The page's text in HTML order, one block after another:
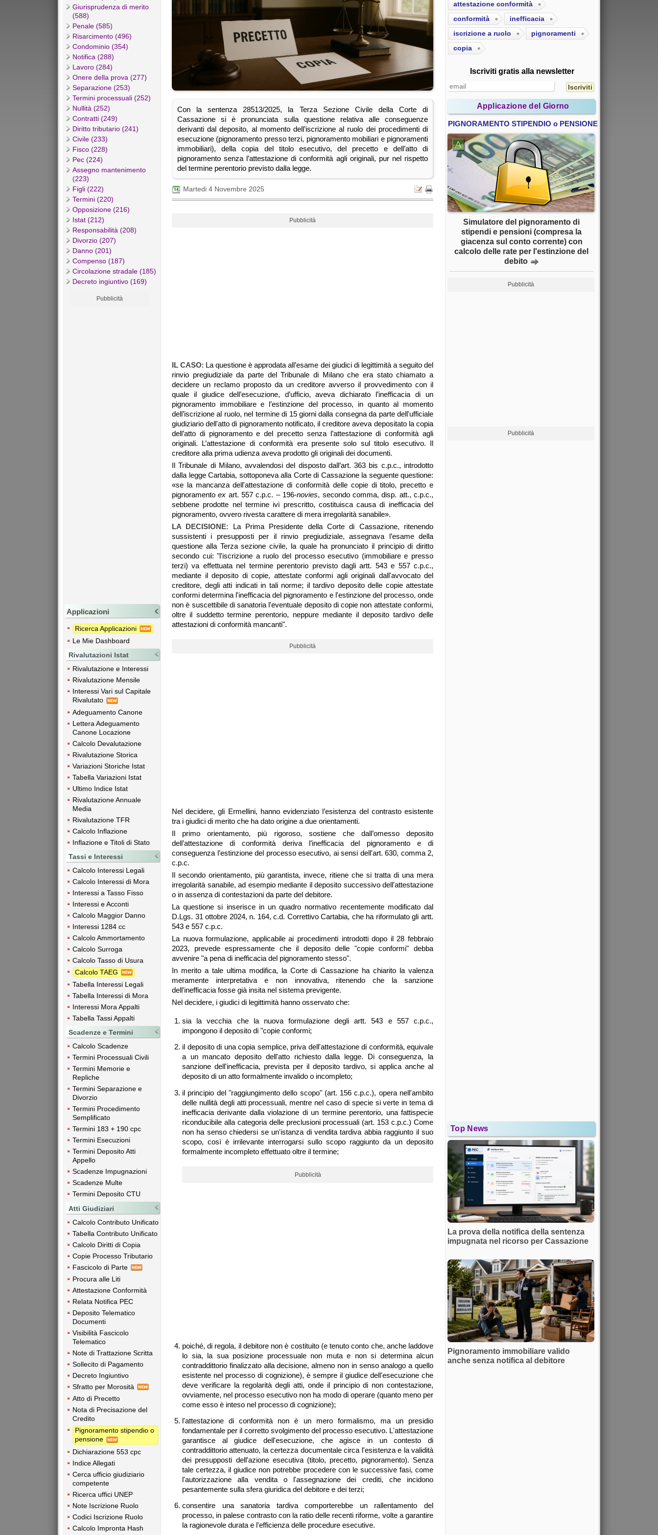
Giurisprudenza di merito
(588)
Penale (585)
Risarcimento (496)
Condominio (354)
Notifica (288)
Lavoro (284)
Onere della prova (277)
Separazione (253)
Termini processuali (252)
Nullità (252)
Contratti (249)
Diritto tributario (241)
Civile (233)
Fisco (228)
Pec (224)
Assegno mantenimento
(223)
Figli (222)
Termini (220)
Opposizione (216)
Istat (212)
Responsabilità (208)
Divorzio (207)
Danno (201)
Compenso (187)
Circolazione stradale (185)
Decreto ingiuntivo (169)
Pubblicità
Applicazioni
Ricerca Applicazioni
Le Mie Dashboard
Rivalutazioni Istat
Rivalutazione e Interessi
Rivalutazione Mensile
Interessi Vari sul Capitale
Rivalutato
Adeguamento Canone
Lettera Adeguamento
Canone Locazione
Calcolo Devalutazione
Rivalutazione Storica
Variazioni Storiche Istat
Tabella Variazioni Istat
Ultimo Indice Istat
Rivalutazione Annuale
Media
Rivalutazione TFR
Calcolo Inflazione
Inflazione e Titoli di Stato
Tassi e Interessi
Calcolo Interessi Legali
Calcolo Interessi di Mora
Interessi a Tasso Fisso
Interessi e Acconti
Calcolo Maggior Danno
Interessi 1284 cc
Calcolo Ammortamento
Calcolo Surroga
Calcolo Tasso di Usura
Calcolo TAEG
Tabella Interessi Legali
Tabella Interessi di Mora
Interessi Mora Appalti
Tabella Tassi Appalti
Scadenze e Termini
Calcolo Scadenze
Termini Processuali Civili
Termini Memorie e
Repliche
Termini Separazione e
Divorzio
Termini Procedimento
Semplificato
Termini 183 + 190 cpc
Termini Esecuzioni
Termini Deposito Atti
Appello
Scadenze Impugnazioni
Scadenze Multe
Termini Deposito CTU
Atti Giudiziari
Calcolo Contributo Unificato
Tabella Contributo Unificato
Calcolo Diritti di Copia
Copie Processo Tributario
Fascicolo di Parte
Procura alle Liti
Attestazione Conformità
Relata Notifica PEC
Deposito Telematico
Documenti
Visibilità Fascicolo
Telematico
Note di Trattazione Scritta
Sollecito di Pagamento
Decreto Ingiuntivo
Sfratto per Morosità
Atto di Precetto
Nota di Precisazione del
Credito
Pignoramento stipendio o
pensione
Dichiarazione 553 cpc
Indice Allegati
Cerca ufficio giudiziario
competente
Ricerca uffici UNEP
Note Iscrizione Ruolo
Codici Iscrizione Ruolo
Calcolo Impronta Hash
Con la sentenza 28513/2025, la Terza Sezione Civile della Corte di
Cassazione si è pronunciata sulla questione relativa alle conseguenze
derivanti dal deposito, al momento dell’iscrizione al ruolo dei procedimenti di
esecuzione (pignoramento presso terzi, pignoramento mobiliari e pignoramenti
immobiliari), della copia del titolo esecutivo, del precetto e dell’atto di
pignoramento senza l’attestazione di conformità agli originali, pur nel rispetto
del termine perentorio previsto dalla legge.
Martedi 4 Novembre 2025
Pubblicità
IL CASO: La questione è approdata all’esame dei giudici di legittimità a seguito del
rinvio pregiudiziale da parte del Tribunale di Milano che era stato chiamato a
decidere un reclamo proposto da un creditore avverso il provvedimento con il
quale il giudice dell’esecuzione, d’ufficio, aveva dichiarato l’inefficacia di un
pignoramento immobiliare e l’estinzione del processo, in quanto al momento
dell’iscrizione al ruolo, nel termine di 15 giorni dalla consegna da parte dell'ufficiale
giudiziario dell'atto di pignoramento notificato, il creditore aveva depositato la copia
dell’atto di pignoramento e del precetto senza l’attestazione di conformità agli
originali. L’attestazione di conformità era presente solo sul titolo esecutivo. Il
creditore alla prima udienza aveva prodotto gli originali dei documenti.
Il Tribunale di Milano, avvalendosi del disposto dall’art. 363 bis c.p.c., introdotto
dalla legge Cartabia, sottoponeva alla Corte di Cassazione la seguente questione:
«se la mancanza dell'attestazione di conformità delle copie di titolo, precetto e
pignoramentoex art. 557 c.p.c. – 196-novies, secondo comma, disp. att., c.p.c.,
sebbene prodotte nel termine ivi prescritto, costituisca causa di inefficacia del
pignoramento, ovvero rivesta carattere di mera irregolarità sanabile».
LA DECISIONE: La Prima Presidente della Corte di Cassazione, ritenendo
sussistenti i presupposti per il rinvio pregiudiziale, assegnava l’esame della
questione alla Terza sezione civile, la quale ha pronunciato il principio di diritto
secondo cui: "l'iscrizione a ruolo del processo esecutivo (immobiliare e presso
terzi) va effettuata nel termine perentorio previsto dagli artt. 543 e 557 c.p.c.,
mediante il deposito di copie, attestate conformi agli originali dall'avvocato del
creditore, degli atti indicati in tali norme; il tardivo deposito delle copie attestate
conformi determina l'inefficacia del pignoramento e l'estinzione del processo, onde
non è suscettibile di sanatoria l'eventuale deposito di copie non attestate conformi,
oltre il suddetto termine perentorio, neppure mediante il deposito tardivo delle
attestazioni di conformità mancanti".
Pubblicità
Nel decidere, gli Ermellini, hanno evidenziato l’esistenza del contrasto esistente
tra i giudici di merito che ha dato origine a due orientamenti.
Il primo orientamento, più rigoroso, sostiene che dall’omesso deposito
dell’attestazione di conformità deriva l’inefficacia del pignoramento e di
conseguenza l’estinzione del processo esecutivo, ai sensi dell'art. 630, comma 2,
c.p.c.
Il secondo orientamento, più garantista, invece, ritiene che si tratta di una mera
irregolarità sanabile, ad esempio mediante il deposito successivo dell'attestazione
o in assenza di contestazioni da parte del debitore.
La questione si inserisce in un quadro normativo recentemente modificato dal
D.Lgs. 31 ottobre 2024, n. 164, c.d. Correttivo Cartabia, che ha riformulato gli artt.
543 e 557 c.p.c.
La nuova formulazione, applicabile ai procedimenti introdotti dopo il 28 febbraio
2023, prevede espressamente che il deposito delle "copie conformi" debba
avvenire "a pena di inefficacia del pignoramento stesso".
In merito a tale ultima modifica, la Corte di Cassazione ha chiarito la valenza
meramente interpretativa e non innovativa, ritenendo che la sanzione
dell'inefficacia fosse già insita nel sistema previgente.
Nel decidere, i giudici di legittimità hanno osservato che:
sia la vecchia che la nuova formulazione degli artt. 543 e 557 c.p.c.,
impongono il deposito di "copie conformi;
il deposito di una copia semplice, priva dell'attestazione di conformità, equivale
a un mancato deposito dell'atto richiesto dalla legge. Di conseguenza, la
sanzione dell'inefficacia, prevista per il deposito tardivo, si applica anche al
deposito di un atto formalmente invalido o incompleto;
il principio del "raggiungimento dello scopo" (art. 156 c.p.c.), opera nell'ambito
delle nullità degli atti processuali, mentre nel caso di specie si verte in tema di
inefficacia derivante dalla violazione di un termine perentorio, una fattispecie
riconducibile alla categoria delle preclusioni processuali (art. 153 c.p.c.) Come
non ha senso chiedersi se un'istanza di vendita tardiva abbia raggiunto il suo
scopo, così è irrilevante interrogarsi sullo scopo raggiunto da un deposito
formalmente incompleto effettuato oltre il termine;
Pubblicità
poiché, di regola, il debitore non è costituito (e tenuto conto che, anche laddove
lo sia, la sua posizione processuale non muta e non si determina alcun
contraddittorio finalizzato alla decisione, almeno non in senso analogo a quello
esistente nel processo di cognizione), è sempre il giudice dell'esecuzione che
deve verificare la regolarità degli atti, onde il principio di non contestazione,
ovviamente, nel processo esecutivo non ha modo di operare (quanto meno per
come esso è inteso nel processo di cognizione);
l'attestazione di conformità non è un mero formalismo, ma un presidio
fondamentale per il corretto svolgimento del processo esecutivo. L'attestazione
garantisce al giudice dell'esecuzione, che agisce in un contesto di
contraddittorio attenuato, la certezza documentale circa l'esistenza e la validità
dei presupposti dell'azione esecutiva (titolo, precetto, pignoramento). Senza
tale certezza, il giudice non potrebbe procedere con le successive fasi, come
l'autorizzazione alla vendita o l'assegnazione dei crediti, che incidono
pesantemente sulla sfera giuridica del debitore e dei terzi;
consentire una sanatoria tardiva comporterebbe un rallentamento del
processo, in palese contrasto con la ratio delle recenti riforme, volte a garantire
la ragionevole durata e l'efficienza delle procedure esecutive.
attestazione conformità
conformità
inefficacia
iscrizione a ruolo
pignoramenti
copia
Iscriviti gratis alla newsletter
Applicazione del Giorno
PIGNORAMENTO STIPENDIO o PENSIONE
Simulatore del pignoramento di
stipendi e pensioni (compresa la
giacenza sul conto corrente) con
calcolo delle rate per l'estinzione del
debito
Pubblicità
Pubblicità
Top News
La prova della notifica della sentenza
impugnata nel ricorso per Cassazione
Pignoramento immobiliare valido
anche senza notifica al debitore